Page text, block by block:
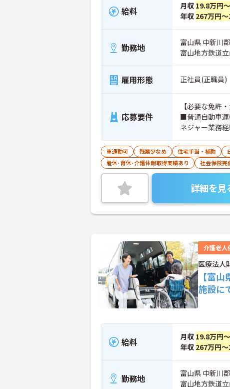
給料 月収 19.8万円
年収 267万円
勤務地
富山県 中新川
富山地方鉄道
雇用形態 正社員(正職員)
応募要件
【必要な免許
■普通自動車運転免許（
ネジャー業務
車通勤可 残業少なめ 住宅手当・補助
産休･育休･介護休暇取得実績あり
社会保険完
詳細を見
介護老人
医療法人
【富
施設に
給料 月収 19.8万円
年収 267万円
勤務地
富山県 中新川
富山地方鉄道